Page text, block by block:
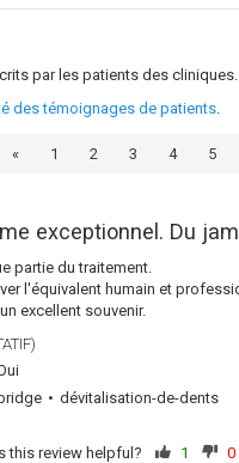
par les patients des cliniques.
des témoignages de patients
« 1 2 3 4 5
exceptionnel. Du
partie du traitement.
l'équivalent humain et
excellent souvenir.
dévitalisation-de-dents
this review helpful? 1 0